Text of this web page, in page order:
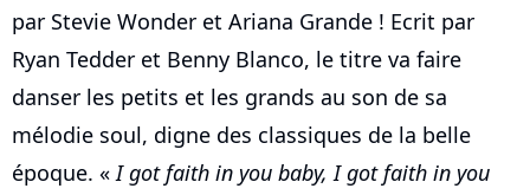
par Stevie Wonder et Ariana Grande ! Ecrit par
Ryan Tedder et Benny Blanco, le titre va faire
danser les petits et les grands au son de sa
mélodie soul, digne des classiques de la belle
époque. «I got faith in you baby, I got faith in you